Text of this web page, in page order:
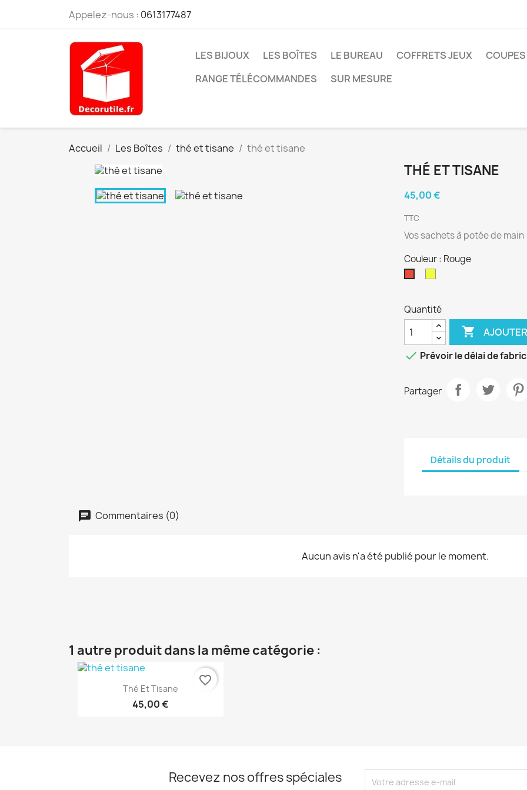
Appelez-nous : 0613177487
LES BIJOUX LES BOÎTES LE BUREAU COFFRETS JEUX
RANGE TÉLÉCOMMANDES
SUR MESURE
Accueil Les Boîtes thé et tisane thé et tisane
THÉ ET TISANE
45,00 €
TTC
Vos sachets à potée de main
Couleur : Rouge
Quantité

 Prévoir le délai de
Partager
Détails du produit
Commentaires (0)
Aucun avis n'a été publié pour le moment.
1 autre produit dans la même catégorie :
Aperçu rapide
Thé Et Tisane
45,00 €
favorite_border
Recevez nos offres spéciales